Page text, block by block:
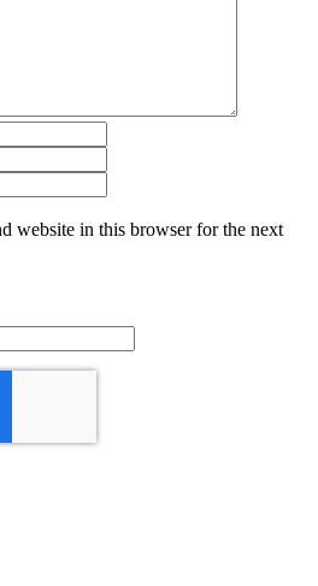
website in this browser for the next